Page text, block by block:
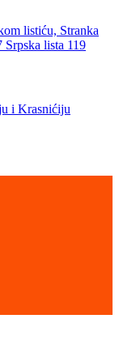
listiću, Stranka
Srpska lista 119
i Krasnićiju